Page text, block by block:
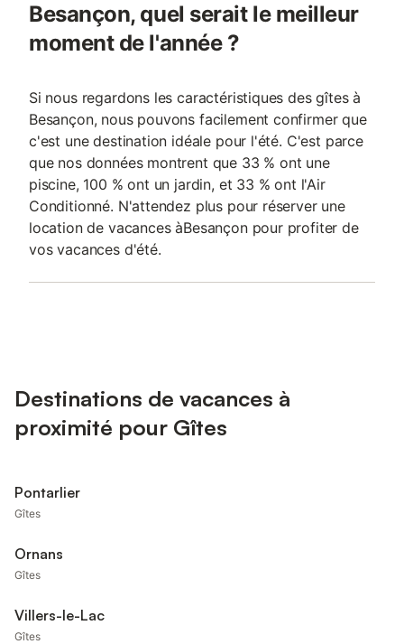
Besançon, quel serait le meilleur
moment de l'année ?
Si nous regardons les caractéristiques des gîtes à
Besançon, nous pouvons facilement confirmer que
c'est une destination idéale pour l'été. C'est parce
que nos données montrent que 33 % ont une
piscine, 100 % ont un jardin, et 33 % ont l'Air
Conditionné. N'attendez plus pour réserver une
location de vacances àBesançon pour profiter de
vos vacances d'été.
Destinations de vacances à
proximité pour Gîtes
Pontarlier
Gîtes
Ornans
Gîtes
Villers-le-Lac
Gîtes